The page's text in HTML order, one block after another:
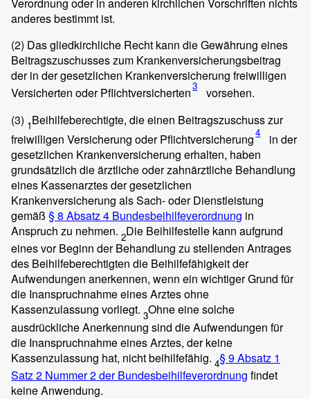
Verordnung oder in anderen kirchlichen Vorschriften nichts
anderes bestimmt ist.
(2) Das gliedkirchliche Recht kann die Gewährung eines
Beitragszuschusses zum Krankenversicherungsbeitrag
der in der gesetzlichen Krankenversicherung freiwilligen
Versicherten oder Pflichtversicherten3
vorsehen.
(3) 1Beihilfeberechtigte, die einen Beitragszuschuss zur
freiwilligen Versicherung oder Pflichtversicherung4
in der
gesetzlichen Krankenversicherung erhalten, haben
grundsätzlich die ärztliche oder zahnärztliche Behandlung
eines Kassenarztes der gesetzlichen
Krankenversicherung als Sach- oder Dienstleistung
gemäß § 8 Absatz 4 Bundesbeihilfeverordnung in
Anspruch zu nehmen. 2Die Beihilfestelle kann aufgrund
eines vor Beginn der Behandlung zu stellenden Antrages
des Beihilfeberechtigten die Beihilfefähigkeit der
Aufwendungen anerkennen, wenn ein wichtiger Grund für
die Inanspruchnahme eines Arztes ohne
Kassenzulassung vorliegt. 3Ohne eine solche
ausdrückliche Anerkennung sind die Aufwendungen für
die Inanspruchnahme eines Arztes, der keine
Kassenzulassung hat, nicht beihilfefähig. 4§ 9 Absatz 1
Satz 2 Nummer 2 der Bundesbeihilfeverordnung findet
keine Anwendung.